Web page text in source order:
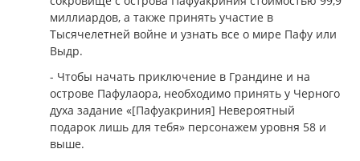
миллиардов, а также принять участие в
Тысячелетней войне и узнать все о мире Пафу или
Выдр.
- Чтобы начать приключение в Грандине и на
острове Пафулаора, необходимо принять у Черного
духа задание «[Пафуакриния] Невероятный
подарок лишь для тебя» персонажем уровня 58 и
выше.